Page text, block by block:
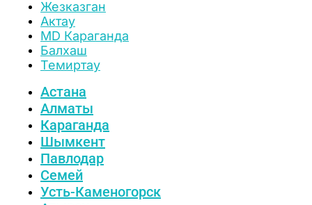
Жезказган
Актау
MD Караганда
Балхаш
Темиртау
Астана
Алматы
Караганда
Шымкент
Павлодар
Семей
Усть-Каменогорск